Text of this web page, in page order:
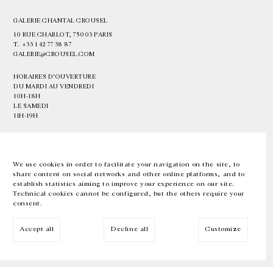
We use cookies in order to facilitate your navigation on the site, to
share content on social networks and other online platforms, and to
establish statistics aiming to improve your experience on our site.
Technical cookies cannot be configured, but the others require your
consent.
Accept all Decline all Customize
GALERIE CHANTAL CROUSEL
10 RUE CHARLOT, 75003 PARIS
T. +33 1 42 77 38 87
GALERIE@CROUSEL.COM
HORAIRES D'OUVERTURE
DU MARDI AU VENDREDI
10H-18H
LE SAMEDI
11H-19H
EN FR 中文 Facebook Instagram
Inscrivez-vous à notre newsletter